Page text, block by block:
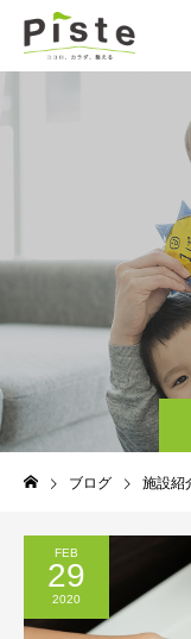
ブログ 施設紹
FEB
29
2020